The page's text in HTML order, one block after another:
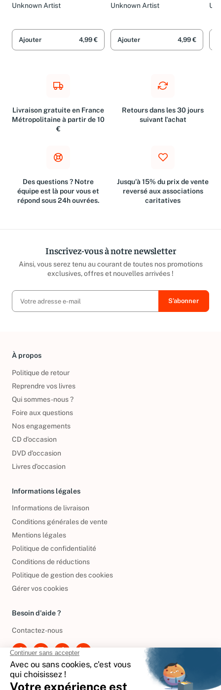
Unknown Artist
Ajouter 4,99 €
Unknown Artist
Ajouter 4,99 €
Livraison gratuite en France
Métropolitaine à partir de 10
€
Retours dans les 30 jours
suivant l'achat
Des questions ? Notre
équipe est là pour vous et
répond sous 24h ouvrées.
Jusqu'à 15% du prix de vente
reversé aux associations
caritatives
Inscrivez-vous à notre newsletter
Ainsi, vous serez tenu au courant de toutes nos promotions
exclusives, offres et nouvelles arrivées !
À propos
Politique de retour
Reprendre vos livres
Qui sommes-nous ?
Foire aux questions
Nos engagements
CD d'occasion
DVD d'occasion
Livres d’occasion
Informations légales
Informations de livraison
Conditions générales de vente
Mentions légales
Politique de confidentialité
Conditions de réductions
Politique de gestion des cookies
Gérer vos cookies
Besoin d'aide ?
Contactez-nous
International